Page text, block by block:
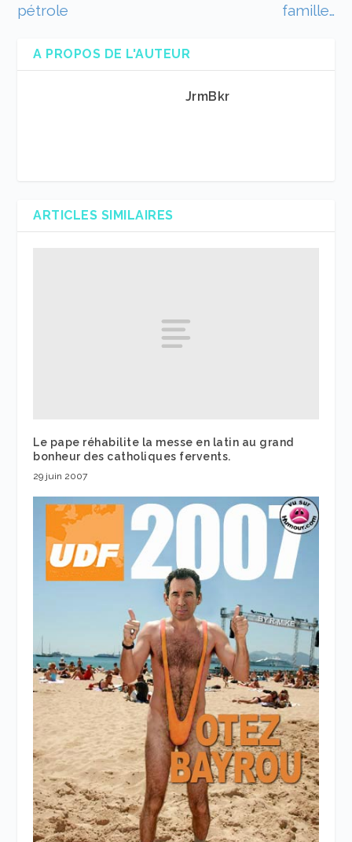
pétrole
famille…
A PROPOS DE L'AUTEUR
JrmBkr
ARTICLES SIMILAIRES
Le pape réhabilite la messe en latin au grand
bonheur des catholiques fervents.
29 juin 2007